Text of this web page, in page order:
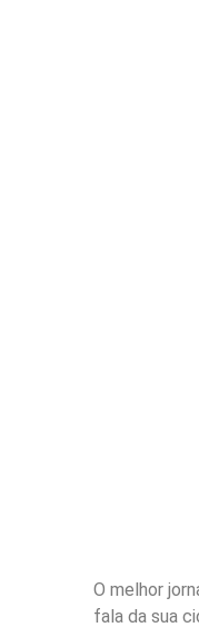
O melhor
fala da sua